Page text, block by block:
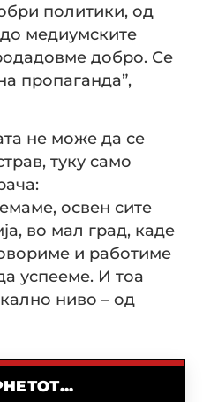
политики, од
медиумските
добро. Се
пропаганда”,
не може да се
туку само
освен сите
во мал град, каде
и работиме
успееме. И тоа
ниво – од